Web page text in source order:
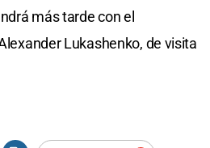
más tarde con el
Lukashenko, de visita